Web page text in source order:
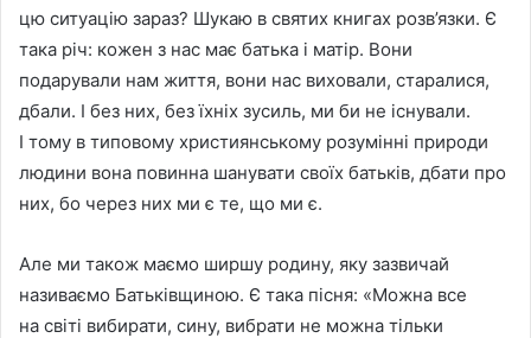
цю ситуацiю зараз? Шукаю в святих книгах розв’язки. Є
така рiч: кожен з нас має батька i матiр. Вони
подарували нам життя, вони нас виховали, старалися,
дбали. I без них, без їхнiх зусиль, ми би не iснували.
I тому в типовому християнському розумiннi природи
людини вона повинна шанувати своїх батькiв, дбати про
них, бо через них ми є те, що ми є.
Але ми також маємо ширшу родину, яку зазвичай
називаємо Батькiвщиною. Є така пiсня: «Можна все
на свiтi вибирати, сину, вибрати не можна тiльки